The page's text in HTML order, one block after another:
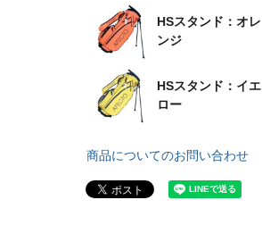
HSスタンド：オレ
ンジ
HSスタンド：イエ
ロー
商品についてのお問い合わせ